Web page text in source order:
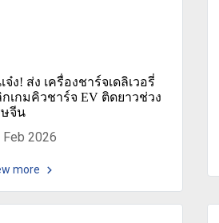
จ๋ง! ส่ง เครื่องชาร์จเดลิเวอรี่
เกมคิวชาร์จ EV ติดยาวช่วง
จีน
Feb 2026
more